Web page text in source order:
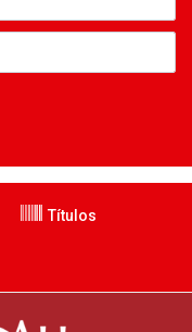
Títulos